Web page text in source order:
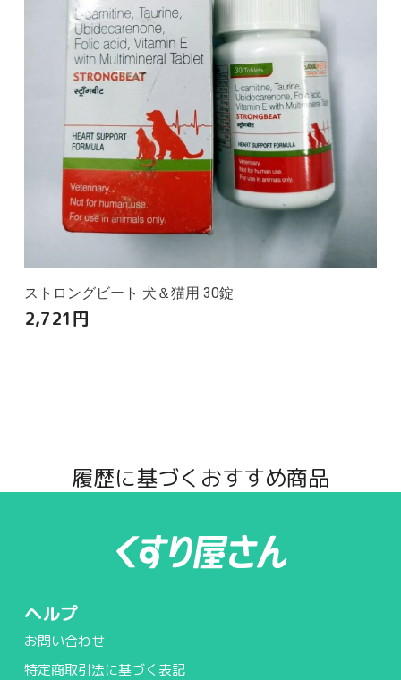
ストロングビート 犬＆猫用 30錠
2,721円
履歴に基づくおすすめ商品
ヘルプ
お問い合わせ
特定商取引法に基づく表記